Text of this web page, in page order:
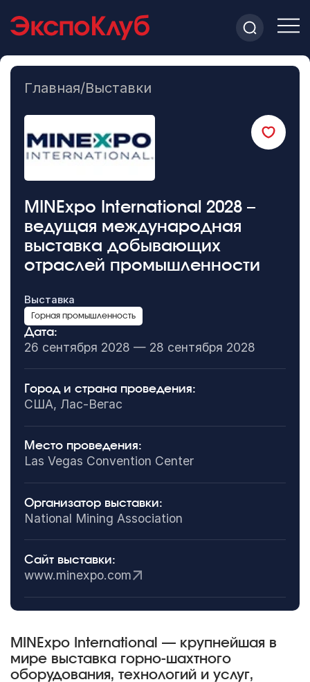
Главная/Выставки
MINExpo International 2028 –
ведущая международная
выставка добывающих
отраслей промышленности
Выставка
Горная промышленность
Дата:
26 сентября 2028 — 28 сентября 2028
Город и страна проведения:
США, Лас-Вегас
Место проведения:
Las Vegas Convention Center
Организатор выставки:
National Mining Association
Сайт выставки:
www.minexpo.com
MINExpo International — крупнейшая в
мире выставка горно-шахтного
оборудования, технологий и услуг,